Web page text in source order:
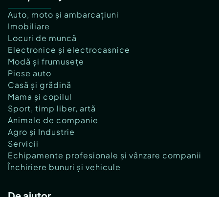
Auto, moto și ambarcațiuni
Imobiliare
Locuri de muncă
Electronice și electrocasnice
Modă și frumusețe
Piese auto
Casă și grădină
Mama și copilul
Sport, timp liber, artă
Animale de companie
Agro și Industrie
Servicii
Echipamente profesionale și vânzare companii
Închiriere bunuri și vehicule